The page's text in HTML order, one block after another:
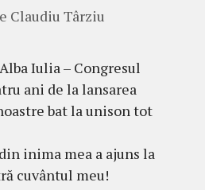
Claudiu Târziu
Iulia – Congresul
ani de la lansarea
bat la unison tot
inima mea a ajuns la
cuvântul meu!